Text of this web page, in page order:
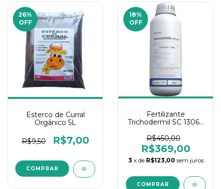
26%
OFF
Esterco de Curral
Orgânico 5L
R$9,50 R$7,00
18%
OFF
Fertilizante
Trichodermil SC 1306 -
R$450,00
R$369,00
3 x de R$123,00 sem juros